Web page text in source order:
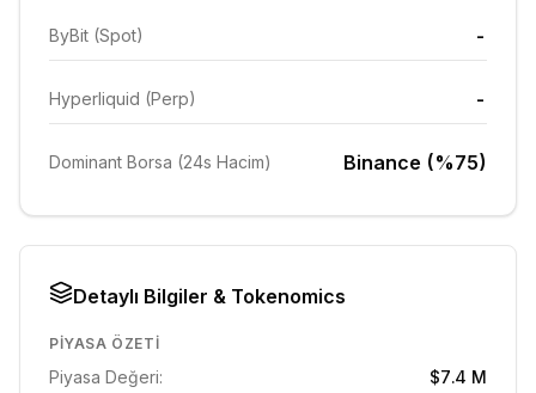
ByBit (Spot) -
Hyperliquid (Perp) -
Dominant Borsa (24s Hacim) Binance (%75)
Detaylı Bilgiler & Tokenomics
PIYASA ÖZETI
Piyasa Değeri:
$7.4 M